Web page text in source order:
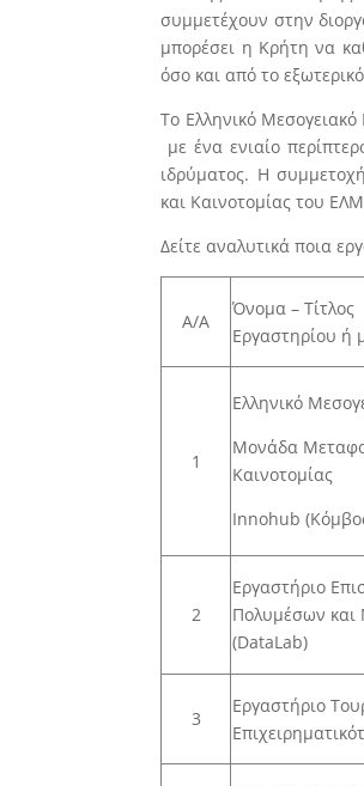
συμμετέχουν στην
μπορέσει η Κρήτη να
όσο και από το
Το Ελληνικό
με ένα ενιαίο
ιδρύματος. Η
και Καινοτομίας του
Δείτε αναλυτικά ποια
Α/Α
Όνομα – Τίτλος
Εργαστηρίου ή
1
Ελληνικό
Μονάδα
Καινοτομίας
Innohub
2
Εργαστήριο
Πολυμέσων και
(DataLab)
3
Εργαστήριο